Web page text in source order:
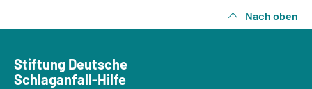
Nach oben
Stiftung Deutsche
Schlaganfall-Hilfe